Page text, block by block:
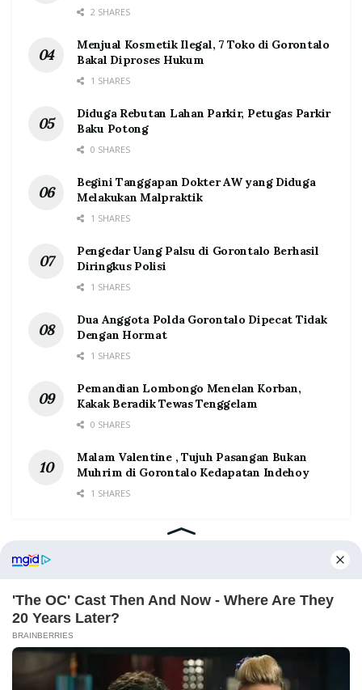
2 SHARES
Menjual Kosmetik Ilegal, 7 Toko di Gorontalo
Bakal Diproses Hukum
1 SHARES
Diduga Rebutan Lahan Parkir, Petugas Parkir
Baku Potong
0 SHARES
Begini Tanggapan Dokter AW yang Diduga
Melakukan Malpraktik
1 SHARES
Pengedar Uang Palsu di Gorontalo Berhasil
Diringkus Polisi
1 SHARES
Dua Anggota Polda Gorontalo Dipecat Tidak
Dengan Hormat
1 SHARES
Pemandian Lombongo Menelan Korban,
Kakak Beradik Tewas Tenggelam
0 SHARES
Malam Valentine , Tujuh Pasangan Bukan
Muhrim di Gorontalo Kedapatan Indehoy
1 SHARES
Home Tentang Kontak Redaksi Pedoman Media Siber